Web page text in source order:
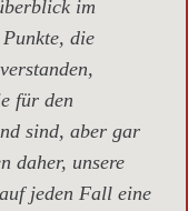
im
die
für den
sind, aber gar
daher, unsere
jeden Fall eine